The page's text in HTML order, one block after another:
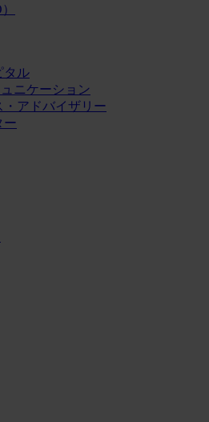
タル
ニケーション
アドバイザリー
ー